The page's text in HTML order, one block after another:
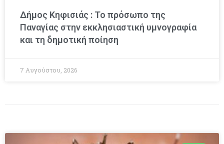
Δήμος Κηφισιάς : Το πρόσωπο της
Παναγίας στην εκκλησιαστική υμνογραφία
και τη δημοτική ποίηση
7 Αυγούστου, 2026